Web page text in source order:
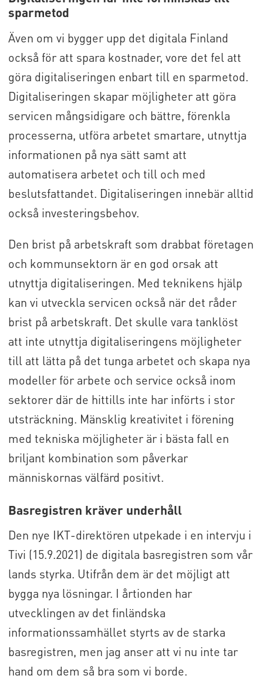
sparmetod
Även om vi bygger upp det digitala Finland
också för att spara kostnader, vore det fel att
göra digitaliseringen enbart till en sparmetod.
Digitaliseringen skapar möjligheter att göra
servicen mångsidigare och bättre, förenkla
processerna, utföra arbetet smartare, utnyttja
informationen på nya sätt samt att
automatisera arbetet och till och med
beslutsfattandet. Digitaliseringen innebär alltid
också investeringsbehov.
Den brist på arbetskraft som drabbat företagen
och kommunsektorn är en god orsak att
utnyttja digitaliseringen. Med teknikens hjälp
kan vi utveckla servicen också när det råder
brist på arbetskraft. Det skulle vara tanklöst
att inte utnyttja digitaliseringens möjligheter
till att lätta på det tunga arbetet och skapa nya
modeller för arbete och service också inom
sektorer där de hittills inte har införts i stor
utsträckning. Mänsklig kreativitet i förening
med tekniska möjligheter är i bästa fall en
briljant kombination som påverkar
människornas välfärd positivt.
Basregistren kräver underhåll
Den nye IKT-direktören utpekade i en intervju i
Tivi (15.9.2021) de digitala basregistren som vår
lands styrka. Utifrån dem är det möjligt att
bygga nya lösningar. I årtionden har
utvecklingen av det finländska
informationssamhället styrts av de starka
basregistren, men jag anser att vi nu inte tar
hand om dem så bra som vi borde.